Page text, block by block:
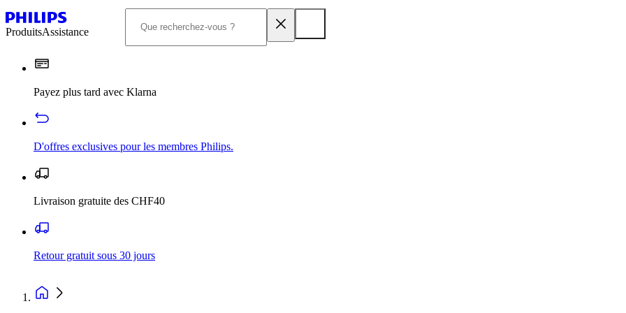
ProduitsAssistance
Payez plus tard avec Klarna
D'offres exclusives pour les membres Philips.
Livraison gratuite des CHF40
Retour gratuit sous 30 jours